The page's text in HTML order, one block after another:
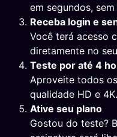
em segundos,
Receba login e
Você terá acesso
diretamente no
Teste por até 4
Aproveite todos
qualidade HD e 4K.
Ative seu plano
Gostou do teste?